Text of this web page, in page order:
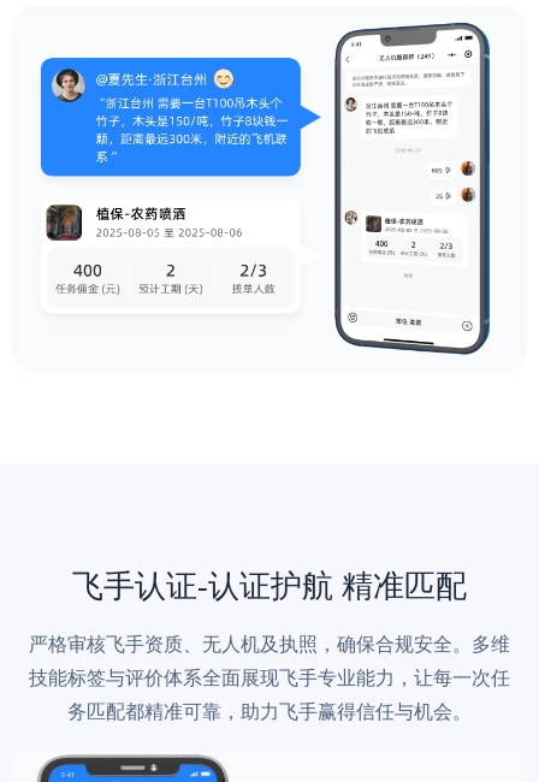
飞手认证-认证护航 精准匹配
严格审核飞手资质、无人机及执照，确保合规安全。多维
技能标签与评价体系全面展现飞手专业能力，让每一次任
务匹配都精准可靠，助力飞手赢得信任与机会。